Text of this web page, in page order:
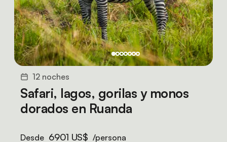
12 noches
Safari, lagos, gorilas y monos
dorados en Ruanda
Desde 6901 US$ /persona